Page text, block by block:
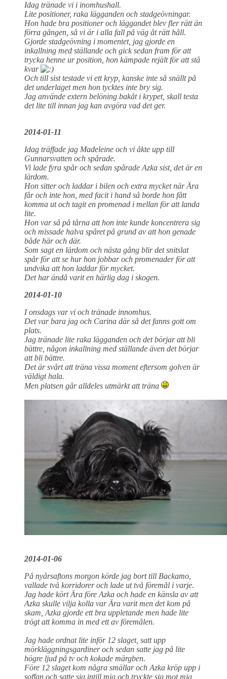
Idag tränade vi i inomhushall.
Lite positioner, raka lägganden och stadgeövningar.
Hon hade bra positioner och läggandet blev fler rätt än
förra gången, så vi är i alla fall på väg åt rätt håll.
Gjorde stadgeövning i momentet, jag gjorde en
inkallning med ställande och gick sedan fram för att
trycka henne ur position, hon kämpade rejält för att stå
kvar
Och till sist testade vi ett kryp, kanske inte så snällt på
det underlaget men hon tycktes inte bry sig.
Jag använde extern belöning bakåt i krypet, skall testa
det lite till innan jag kan avgöra vad det ger.
2014-01-11
Idag träffade jag Madeleine och vi åkte upp till
Gunnarsvatten och spårade.
Vi lade fyra spår och sedan spårade Azka sist, det är en
lärdom.
Hon sitter och laddar i bilen och extra mycket när Ära
får och inte hon, med facit i hand så borde hon fått
komma ut och tagit en promenad i mellan för att landa
lite.
Hon var så på tårna att hon inte kunde koncentrera sig
och missade halva spåret på grund av att hon genade
både här och där.
Som sagt en lärdom och nästa gång blir det snitslat
spår för att se hur hon jobbar och promenader för att
undvika att hon laddar för mycket.
Det har ändå varit en härlig dag i skogen.
2014-01-10
I onsdags var vi och tränade innomhus.
Det var bara jag och Carina där så det fanns gott om
plats.
Jag tränade lite raka lägganden och det börjar att bli
bättre, någon inkallning med ställande även det börjar
att bli bättre.
Det är svårt att träna vissa moment eftersom golven är
väldigt hala.
Men platsen går alldeles utmärkt att träna
2014-01-06
På nyårsaftons morgon körde jag bort till Backamo,
vallade två korridorer och lade ut två föremål i varje.
Jag hade kört Ära före Azka och hade en känsla av att
Azka skulle vilja kolla var Ära varit men det kom på
skam, Azka gjorde ett bra uppletande men hade lite
trögt att komma in med ett av föremålen.
Jag hade ordnat lite inför 12 slaget, satt upp
mörkläggningsgardiner och sedan satte jag på lite
högre ljud på tv och kokade märgben.
Före 12 slaget kom några smällar och Azka kröp upp i
soffan och satte sig intill mig och tryckte sig mot mig,